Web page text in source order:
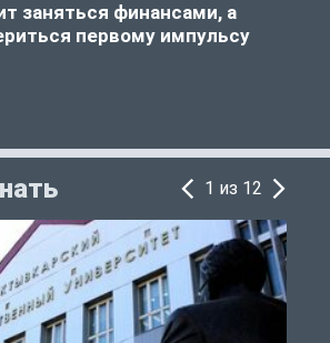
заняться финансами, а
первому импульсу
1 из 12